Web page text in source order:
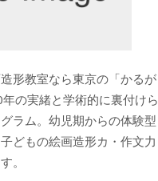
形教室なら東京の「かるが
の実緒と学術的に裏付けら
ラム。幼児期からの体験型
どもの絵画造形カ・作文力
。